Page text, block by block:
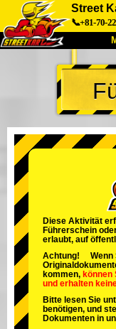
Street
📞+81-70-
Über uns
Unternehmen
Tokio
Tokio
Tokio Shibuya
Tokio Asakusa
Okinawa
Diese Aktivität
Führerschein
erlaubt, auf
Achtung! Wenn
kommen, können
und erhalten
Bitte lesen Sie
benötigen, und
Dokumenten in